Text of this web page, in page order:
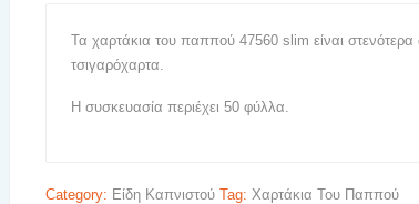
Τα χαρτάκια του παππού 47560 slim είναι
τσιγαρόχαρτα.
Η συσκευασία περιέχει 50 φύλλα.
Category: Είδη Καπνιστού Tag: Χαρτάκια Του Παππού